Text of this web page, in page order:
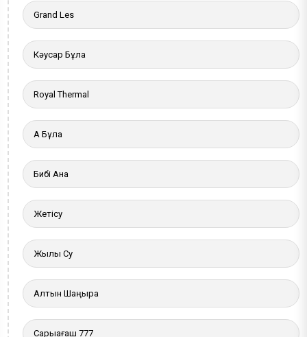
Grand Les
Кәусар Бұлақ
Royal Thermal
Ақ Бұлақ
Бибі Ана
Жетісу
Жылы Су
Алтын Шаңырақ
Сарыағаш 777